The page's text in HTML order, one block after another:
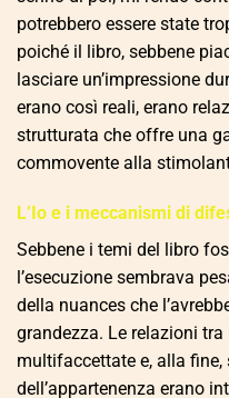
potrebbero essere state
poiché il libro, sebbene
lasciare un’impressione
erano così reali, erano
strutturata che offre una
commovente alla
L’Io e i meccanismi di
Sebbene i temi del libro
l’esecuzione sembrava
della nuances che
grandezza. Le relazioni
multifaccettate e, alla fine,
dell’appartenenza erano